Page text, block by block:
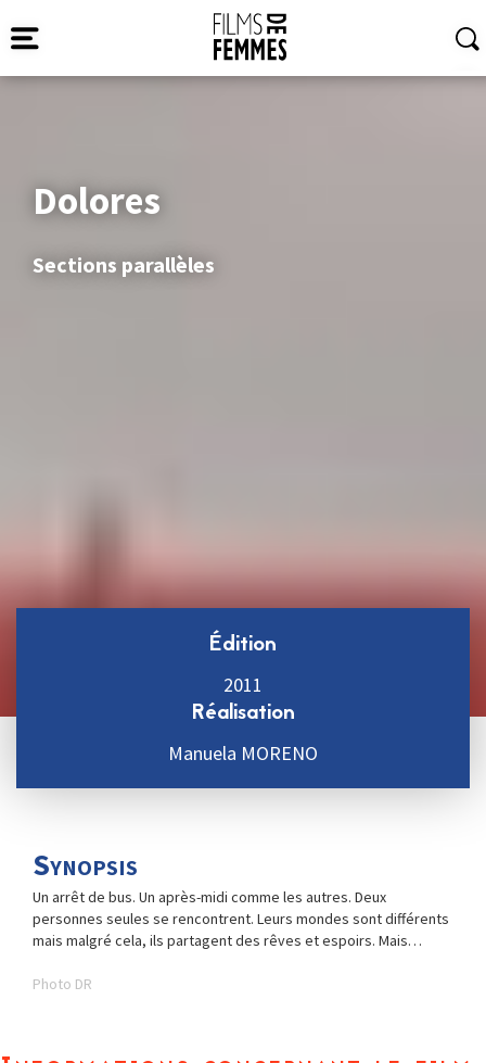
Dolores
Sections parallèles
Édition
2011
Réalisation
Manuela MORENO
Synopsis
Un arrêt de bus. Un après-midi comme les autres. Deux
personnes seules se rencontrent. Leurs mondes sont différents
mais malgré cela, ils partagent des rêves et espoirs. Mais…
Photo DR